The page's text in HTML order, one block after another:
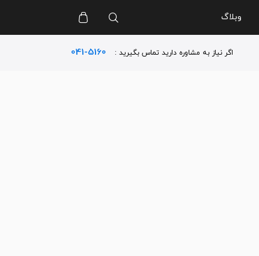
وبلاگ
اگر نیاز به مشاوره دارید تماس بگیرید : 041-5160